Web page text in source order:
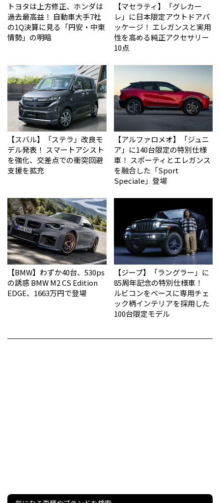
トヨタは上方修正、ホンダは
過去最高益！ 自動車大手7社
の1Q決算に見る「円安・中東
情勢」の明暗
【マセラティ】「グレカー
レ」に日本限定アウトドアパ
ッケージ！ エレガンスと実用
性を高める純正アクセサリー
10点
【スバル】「ステラ」改良モ
デル発表！ スマートアシスト
を強化、交差点での衝突回避
支援を拡充
【アルファロメオ】「ジュニ
ア」に140台限定の特別仕様
車！ スポーティとエレガンス
を融合した「Sport
Speciale」登場
【BMW】わずか40台、530ps
の誘惑 BMW M2 CS Edition
EDGE、1663万円で登場
【ジープ】「ラングラー」に
85周年記念の特別仕様車！
ルビコンをベースに専用チェ
ック柄インテリアを採用した
100台限定モデル